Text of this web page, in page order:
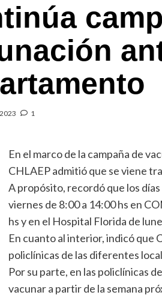
1
En el marco de la campaña de
CHLAEP admitió que se viene
A propósito, recordó que los
viernes de 8:00 a 14:00 hs en
hs y en el Hospital Florida de
En cuanto al interior, indicó que
policlínicas de las diferentes
Por su parte, en las policlínicas
vacunar a partir de la semana